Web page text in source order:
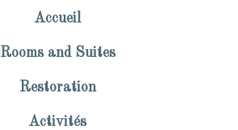
Accueil
Rooms and Suites
Restoration
Activités